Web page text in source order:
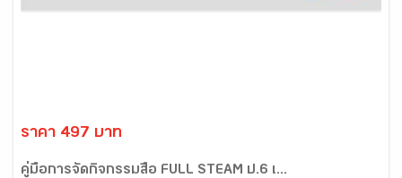
ราคา 497 บาท
คู่มือการจัดกิจกรรมสื่อ FULL STEAM ป.6 เ...